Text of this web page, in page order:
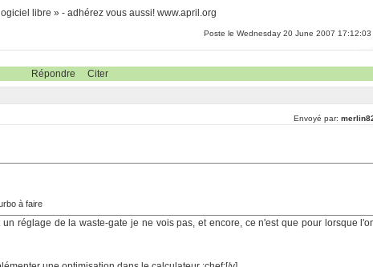
libre » - adhérez vous aussi! www.april.org
Poste le Wednesday 20 June 2007 17:12:03
Répondre Citer
Envoyé par:
à faire
réglage de la waste-gate je ne vois pas, et encore, ce n'est que pour lorsque